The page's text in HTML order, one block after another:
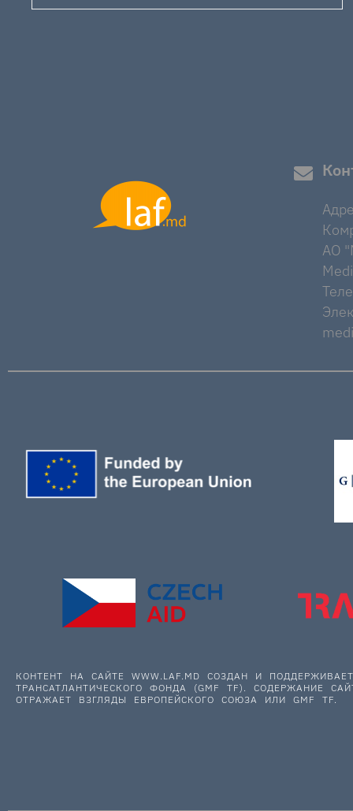
AO
КОНТЕНТ НА САЙТЕ WWW.LAF.MD СОЗДАН И
ТРАНСАТЛАНТИЧЕСКОГО ФОНДА (GMF TF). СОДЕРЖАНИЕ
ОТРАЖАЕТ ВЗГЛЯДЫ ЕВРОПЕЙСКОГО СОЮЗА ИЛИ GMF TF.